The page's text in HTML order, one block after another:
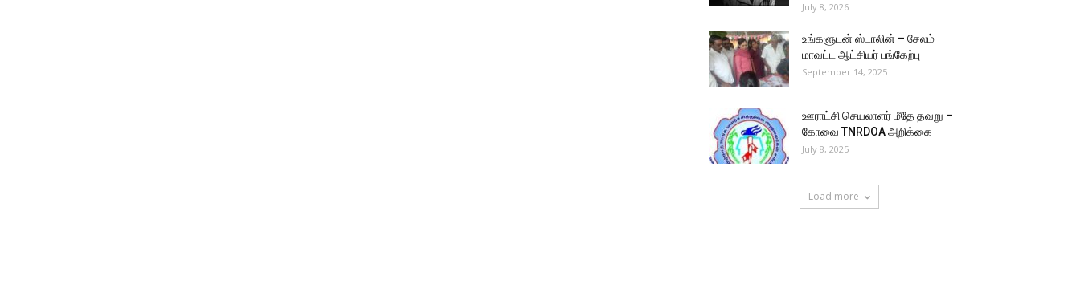
July 8, 2026
உங்களுடன் ஸ்டாலின் – சேலம்
மாவட்ட ஆட்சியர் பங்கேற்பு
September 14, 2025
ஊராட்சி செயலாளர் மீதே தவறு –
கோவை TNRDOA அறிக்கை
July 8, 2025
Load more